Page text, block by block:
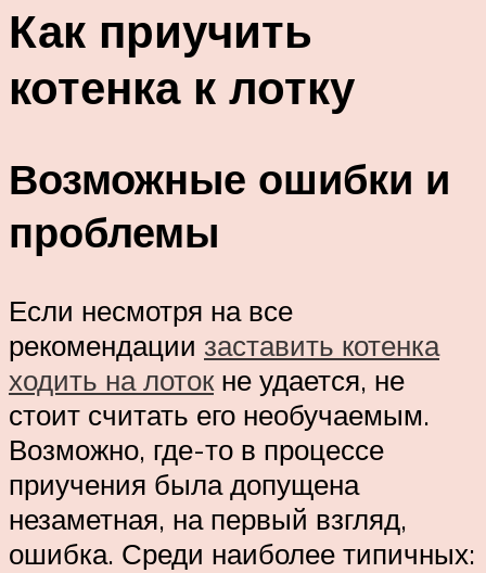
Как приучить
котенка к лотку
Возможные ошибки и
проблемы
Если несмотря на все
рекомендации заставить котенка
ходить на лоток не удается, не
стоит считать его необучаемым.
Возможно, где-то в процессе
приучения была допущена
незаметная, на первый взгляд,
ошибка. Среди наиболее типичных: